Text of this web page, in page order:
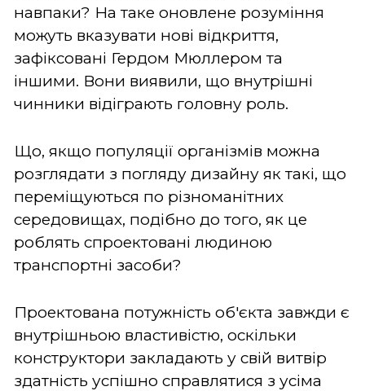
навпаки? На таке оновлене розуміння
можуть вказувати нові відкриття,
зафіксовані Гердом Мюллером та
іншими. Вони виявили, що внутрішні
чинники відіграють головну роль.
Що, якщо популяції організмів можна
розглядати з погляду дизайну як такі, що
переміщуються по різноманітних
середовищах, подібно до того, як це
роблять спроектовані людиною
транспортні засоби?
Проектована потужність об'єкта завжди є
внутрішньою властивістю, оскільки
конструктори закладають у свій витвір
здатність успішно справлятися з усіма